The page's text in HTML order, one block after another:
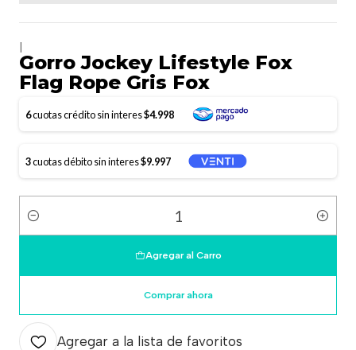
Gorro Jockey Lifestyle Fox
Flag Rope Gris Fox
6cuotas crédito sin interes$4.998
3cuotas débito sin interes$9.997
Cantidad
Agregar al Carro
Comprar ahora
Agregar a la lista de favoritos